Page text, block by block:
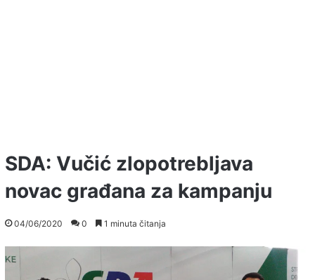
SDA: Vučić zlopotrebljava
novac građana za kampanju
04/06/2020 0 1 minuta čitanja